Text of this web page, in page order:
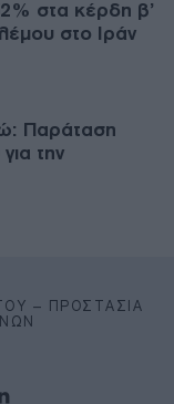
στα κέρδη β’
στο Ιράν
Παράταση
την
– ΠΡΟΣΤΑΣΊΑ